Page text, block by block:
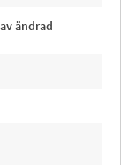
ändrad